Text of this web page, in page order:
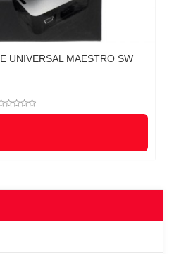
UNIVERSAL MAESTRO SW